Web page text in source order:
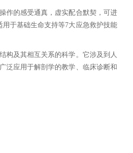
作的感受通真，虚实配合默契，可进
于基础生命支持等7大应急救护技能
构及其相互关系的科学。它涉及到人
泛应用于解剖学的教学、临床诊断和